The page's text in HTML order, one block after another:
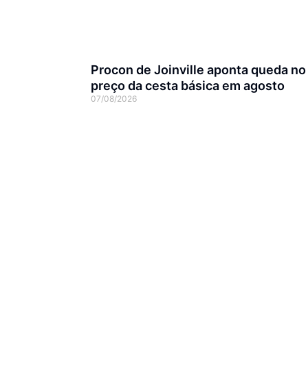
Procon de Joinville aponta queda no
preço da cesta básica em agosto
07/08/2026